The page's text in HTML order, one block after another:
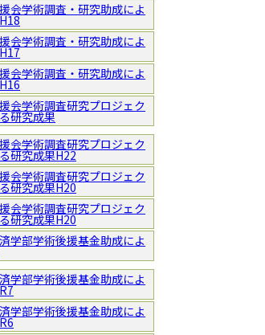
会学術調査・研究助成によ
会学術調査・研究助成によ
会学術調査・研究助成によ
会学術調査研究プロジェク
研究成果
会学術調査研究プロジェク
研究成果H22
会学術調査研究プロジェク
研究成果H20
会学術調査研究プロジェク
研究成果H20
学部学術後援基金助成によ
学部学術後援基金助成によ
学部学術後援基金助成によ